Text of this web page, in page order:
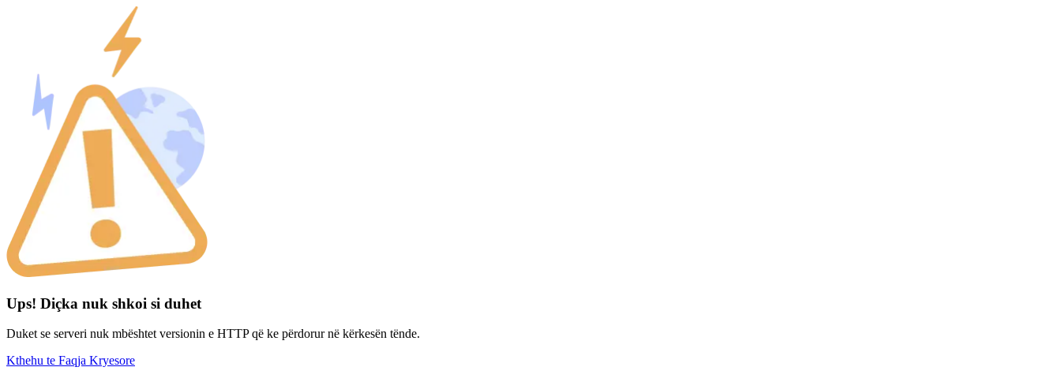
Ups! Diçka nuk shkoi si duhet
Duket se serveri nuk mbështet versionin e HTTP që ke përdorur në kërkesën tënde.
Kthehu te Faqja Kryesore